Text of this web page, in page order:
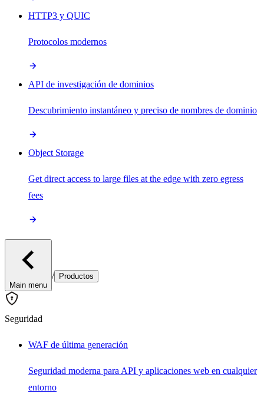
HTTP3 y QUIC
Protocolos modernos
API de investigación de dominios
Descubrimiento instantáneo y preciso de nombres de dominio
Object Storage
Get direct access to large files at the edge with zero egress
fees
Main menu
/ Productos
Seguridad
WAF de última generación
Seguridad moderna para API y aplicaciones web en cualquier
entorno